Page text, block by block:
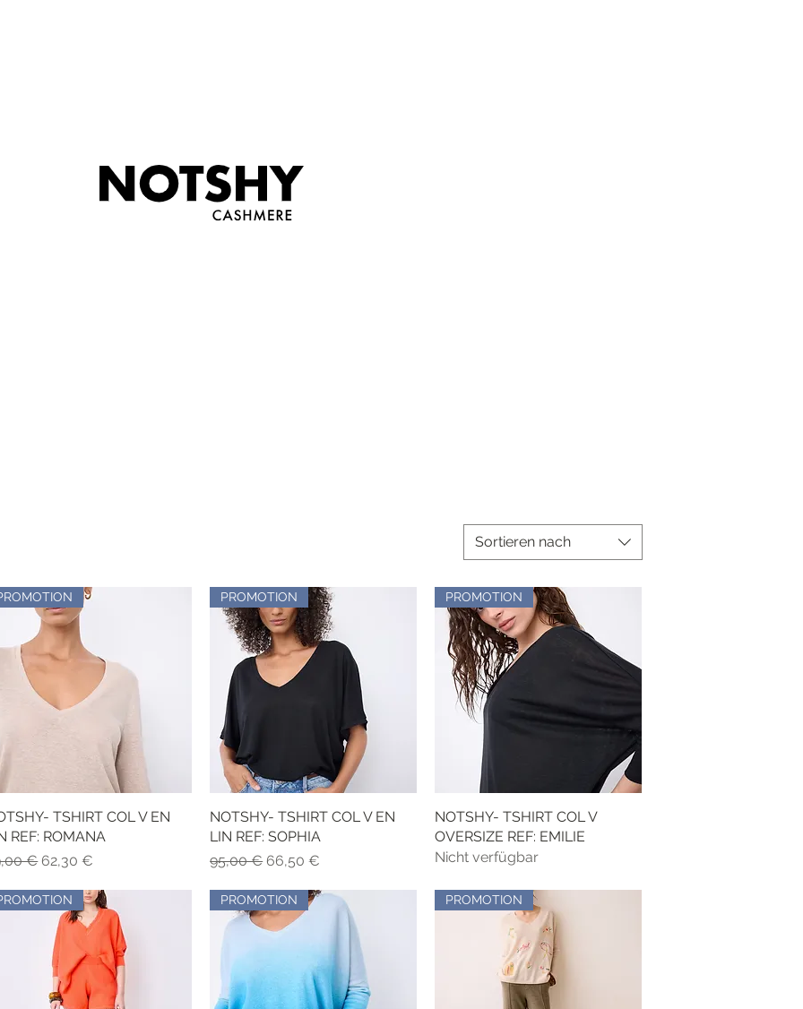
Sortieren nach
Schnellansicht
TSHIRT COL V EN
REF: ROMANA
€ Sale-Preis
62,30 €
Schnellansicht
PROMOTION
NOTSHY- TSHIRT COL V EN
LIN REF: SOPHIA
Standardpreis
95,00 € Sale-Preis
66,50 €
Schnellansicht
PROMOTION
NOTSHY- TSHIRT COL V
OVERSIZE REF: EMILIE
Nicht verfügbar
PROMOTION PROMOTION